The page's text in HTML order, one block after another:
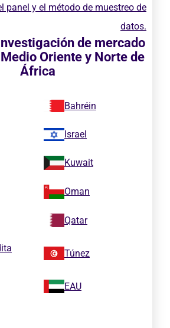
panel y el método de muestreo de
datos.
de mercado
Oriente y Norte de
África
Bahréin
Israel
Kuwait
Oman
Qatar
Túnez
EAU